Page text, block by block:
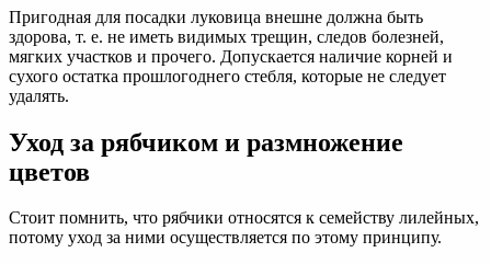
Пригодная для посадки луковица внешне должна быть
здорова, т. е. не иметь видимых трещин, следов болезней,
мягких участков и прочего. Допускается наличие корней и
сухого остатка прошлогоднего стебля, которые не следует
удалять.
Уход за рябчиком и размножение
цветов
Стоит помнить, что рябчики относятся к семейству лилейных,
потому уход за ними осуществляется по этому принципу.